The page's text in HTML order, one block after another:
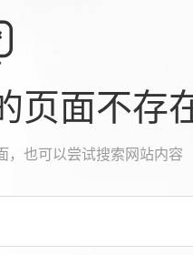
页面不存
，也可以尝试搜索网站内容